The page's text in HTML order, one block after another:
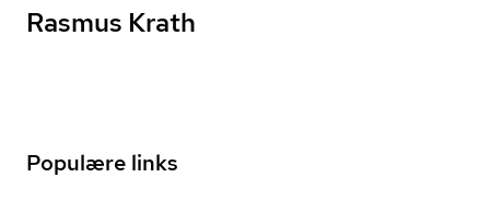
Rasmus Krath
Populære links